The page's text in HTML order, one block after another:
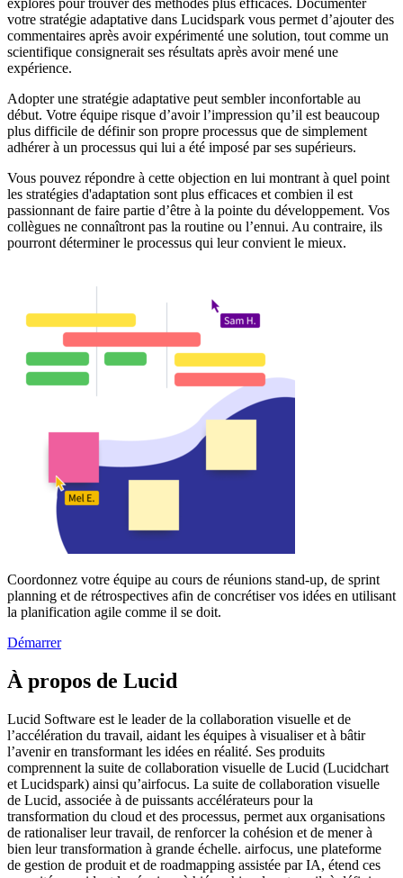
votre stratégie adaptative dans Lucidspark vous permet d’ajouter des
commentaires après avoir expérimenté une solution, tout comme un
scientifique consignerait ses résultats après avoir mené une
expérience.
Adopter une stratégie adaptative peut sembler inconfortable au
début. Votre équipe risque d’avoir l’impression qu’il est beaucoup
plus difficile de définir son propre processus que de simplement
adhérer à un processus qui lui a été imposé par ses supérieurs.
Vous pouvez répondre à cette objection en lui montrant à quel point
les stratégies d'adaptation sont plus efficaces et combien il est
passionnant de faire partie d’être à la pointe du développement. Vos
collègues ne connaîtront pas la routine ou l’ennui. Au contraire, ils
pourront déterminer le processus qui leur convient le mieux.
Coordonnez votre équipe au cours de réunions stand-up, de sprint
planning et de rétrospectives afin de concrétiser vos idées en utilisant
la planification agile comme il se doit.
Démarrer
À propos de Lucid
Lucid Software est le leader de la collaboration visuelle et de
l’accélération du travail, aidant les équipes à visualiser et à bâtir
l’avenir en transformant les idées en réalité. Ses produits
comprennent la suite de collaboration visuelle de Lucid (Lucidchart
et Lucidspark) ainsi qu’airfocus. La suite de collaboration visuelle
de Lucid, associée à de puissants accélérateurs pour la
transformation du cloud et des processus, permet aux organisations
de rationaliser leur travail, de renforcer la cohésion et de mener à
bien leur transformation à grande échelle. airfocus, une plateforme
de gestion de produit et de roadmapping assistée par IA, étend ces